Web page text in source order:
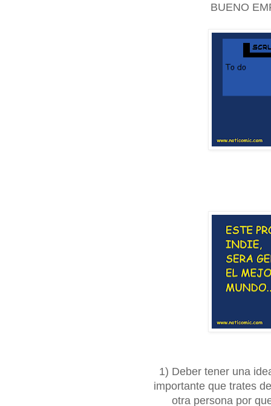
BUENO
1) Deber tener una
importante que trates
otra persona por